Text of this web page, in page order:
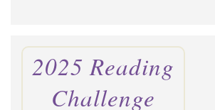
2025 Reading
Challenge